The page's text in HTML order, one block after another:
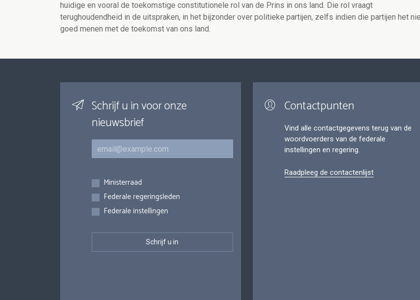
huidige en vooral de toekomstige constitutionele rol van de Prins in ons land. Die rol vraagt
terughoudendheid in de uitspraken, in het bijzonder over politieke partijen, zelfs indien die partijen het
goed menen met de toekomst van ons land.
Schrijf u in voor onze
nieuwsbrief
E-mail
Inschrijvingen
Ministerraad
Federale regeringsleden
Federale instellingen
Contactpunten
Vind alle contactgegevens terug van de
woordvoerders van de federale
instellingen en regering.
Raadpleeg de contactenlijst